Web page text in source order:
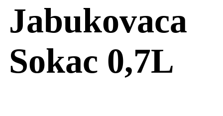
Jabukovaca
Sokac 0,7L